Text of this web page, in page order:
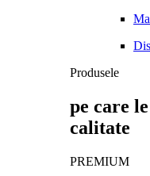
Produsele
pe care
calitate
PREMIUM